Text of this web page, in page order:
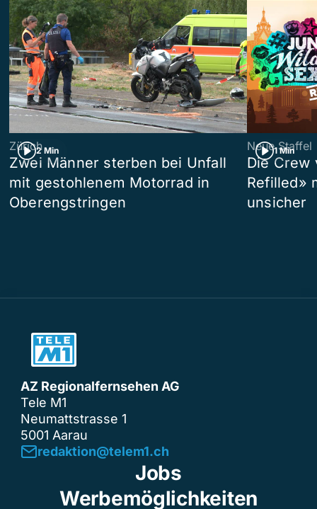
2 Min
Zürich
Zwei Männer sterben bei Unfall
mit gestohlenem Motorrad in
Oberengstringen
1 Min
Neue Staffel
Die Crew
Refilled»
unsicher
AZ Regionalfernsehen AG
Tele M1
Neumattstrasse 1
5001 Aarau
redaktion@telem1.ch
Jobs
Werbemöglichkeiten